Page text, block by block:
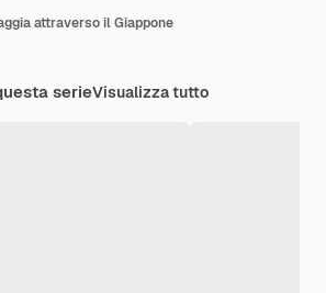
attraverso il Giappone
serieVisualizza tutto